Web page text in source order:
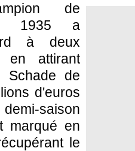
de
1935 a
à deux
en attirant
Schade de
d'euros
saison
marqué en
le